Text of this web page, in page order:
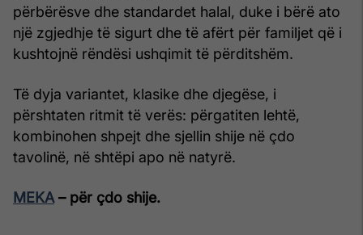
përbërësve dhe standardet halal, duke i bërë ato
një zgjedhje të sigurt dhe të afërt për familjet që i
kushtojnë rëndësi ushqimit të përditshëm.
Të dyja variantet, klasike dhe djegëse, i
përshtaten ritmit të verës: përgatiten lehtë,
kombinohen shpejt dhe sjellin shije në çdo
tavolinë, në shtëpi apo në natyrë.
MEKA – për çdo shije.